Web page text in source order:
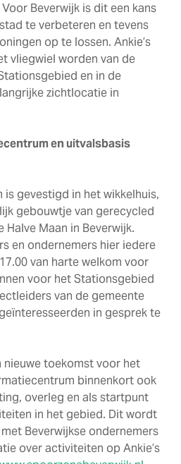
Beverwijk is dit een kans
te verbeteren en tevens
op te lossen. Ankie’s
vliegwiel worden van de
en in de
zichtlocatie in
en uitvalsbasis
gevestigd in het wikkelhuis,
gebouwtje van gerecycled
Halve Maan in Beverwijk.
en ondernemers hier iedere
van harte welkom voor
voor het Stationsgebied
van de gemeente
in gesprek te
nieuwe toekomst voor het
binnenkort ook
overleg en als startpunt
in het gebied. Dit wordt
Beverwijkse ondernemers
over activiteiten op Ankie’s